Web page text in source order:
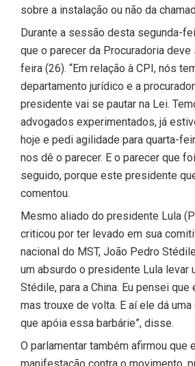
sobre a instalação ou não da
Durante a sessão desta segunda-
que o parecer da Procuradoria deve
feira (26). “Em relação à CPI, nós
departamento jurídico e a
presidente vai se pautar na Lei.
advogados experimentados, já
hoje e pedi agilidade para quarta-
nos dê o parecer. E o parecer que
seguido, porque este presidente
comentou.
Mesmo aliado do presidente Lula
criticou por ter levado em sua
nacional do MST, João Pedro
um absurdo o presidente Lula levar
Stédile, para a China. Eu pensei
mas trouxe de volta. E aí ele dá
que apóia essa barbárie”, disse.
O parlamentar também afirmou que